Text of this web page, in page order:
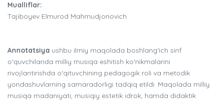
Mualliflar:
Tajiboyev Elmurod Mahmudjonovich
Annotatsiya ushbu ilmiy maqolada boshlang‘ich sinf
o‘quvchilarida milliy musiqa eshitish ko‘nikmalarini
rivojlantirishda o‘qituvchining pedagogik roli va metodik
yondashuvlarning samaradorligi tadqiq etildi. Maqolada milliy
musiqa madaniyati, musiqiy estetik idrok, hamda didaktik